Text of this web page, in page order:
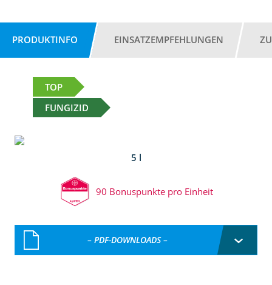
PRODUKTINFO EINSATZEMPFEHLUNGEN
TOP
FUNGIZID
5 l
90 Bonuspunkte pro Einheit
– PDF-DOWNLOADS –